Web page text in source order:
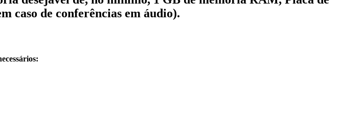
caso de conferências em áudio).